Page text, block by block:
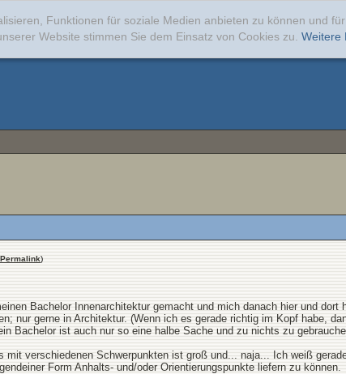
Funktionen für soziale Medien anbieten zu können und
Website stimmen Sie dem Einsatz von Cookies zu. Weitere
Permalink)
Bachelor Innenarchitektur gemacht und mich danach hier und
nur gerne in Architektur. (Wenn ich es gerade richtig im Kopf habe,
Bachelor ist auch nur so eine halbe Sache und zu nichts zu
mit verschiedenen Schwerpunkten ist groß und... naja... Ich weiß
Form Anhalts- und/oder Orientierungspunkte liefern zu können.